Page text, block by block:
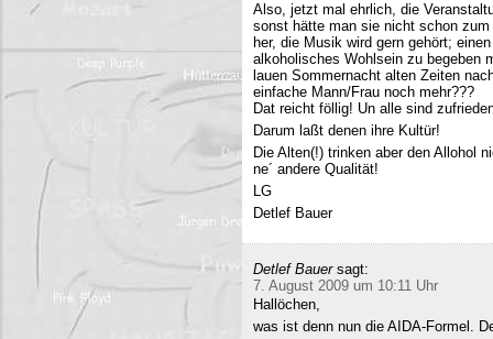
Also, jetzt mal ehrlich, die
sonst hätte man sie nicht schon
her, die Musik wird gern gehört;
alkoholisches Wohlsein zu begeben
lauen Sommernacht alten Zeiten
einfache Mann/Frau noch mehr???
Dat reicht föllig! Un alle sind
Darum laßt denen ihre Kultür!
Die Alten(!) trinken aber den Allohol
ne´ andere Qualität!
LG
Detlef Bauer
Detlef Bauer sagt:
7. August 2009 um 10:11 Uhr
Hallöchen,
was ist denn nun die AIDA-Formel.